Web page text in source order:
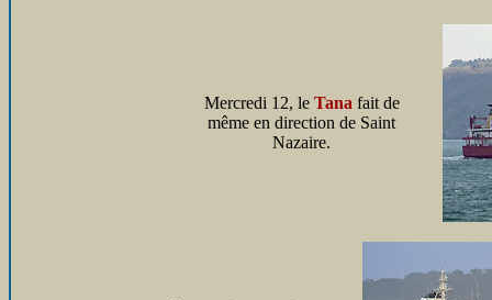
Mercredi 12, le Tana fait de
même en direction de Saint
Nazaire.